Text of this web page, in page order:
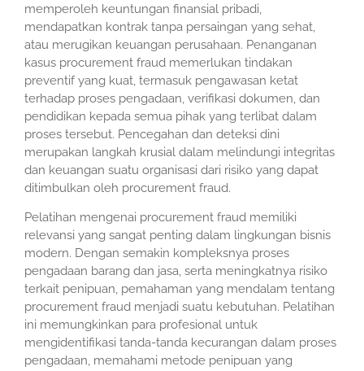
memperoleh keuntungan finansial pribadi,
mendapatkan kontrak tanpa persaingan yang sehat,
atau merugikan keuangan perusahaan. Penanganan
kasus procurement fraud memerlukan tindakan
preventif yang kuat, termasuk pengawasan ketat
terhadap proses pengadaan, verifikasi dokumen, dan
pendidikan kepada semua pihak yang terlibat dalam
proses tersebut. Pencegahan dan deteksi dini
merupakan langkah krusial dalam melindungi integritas
dan keuangan suatu organisasi dari risiko yang dapat
ditimbulkan oleh procurement fraud.
Pelatihan mengenai procurement fraud memiliki
relevansi yang sangat penting dalam lingkungan bisnis
modern. Dengan semakin kompleksnya proses
pengadaan barang dan jasa, serta meningkatnya risiko
terkait penipuan, pemahaman yang mendalam tentang
procurement fraud menjadi suatu kebutuhan. Pelatihan
ini memungkinkan para profesional untuk
mengidentifikasi tanda-tanda kecurangan dalam proses
pengadaan, memahami metode penipuan yang